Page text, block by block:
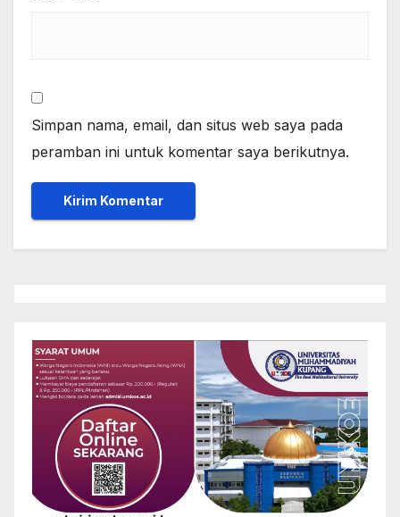
Simpan nama, email, dan situs web saya pada
peramban ini untuk komentar saya berikutnya.